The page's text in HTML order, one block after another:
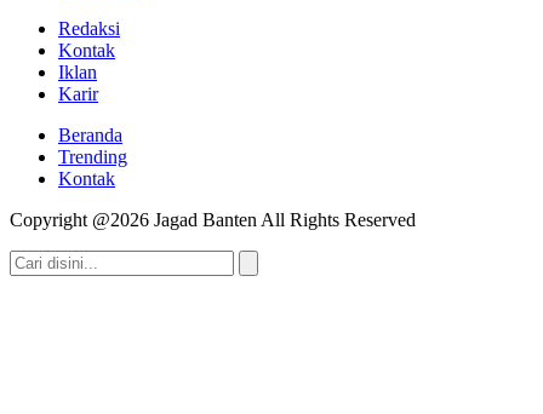
Redaksi
Kontak
Iklan
Karir
Beranda
Trending
Kontak
Copyright @2026 Jagad Banten All Rights Reserved